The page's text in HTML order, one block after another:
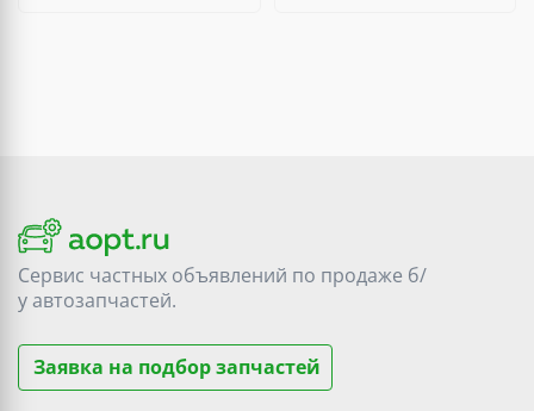
Сервис частных объявлений по продаже б/
уавтозапчастей.
Заявка на подбор запчастей